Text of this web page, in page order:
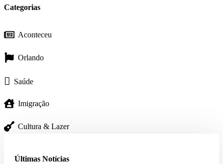
Categorias
Aconteceu
Orlando
Saúde
Imigração
Cultura & Lazer
Últimas Notícias